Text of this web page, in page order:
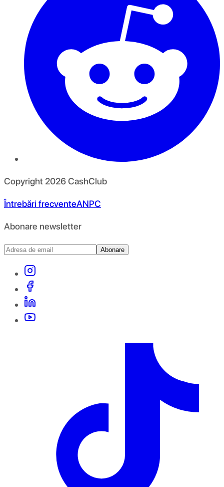
Copyright 2026CashClub
Întrebări frecventeANPC
Abonare newsletter
Abonare